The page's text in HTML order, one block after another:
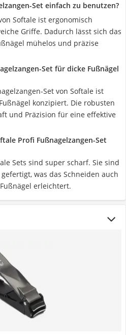
Set einfach zu benutzen?
Softale ist ergonomisch
Griffe. Dadurch lässt sich das
mühelos und präzise
Set für dicke Fußnägel
Set von Softale ist
konzipiert. Die robusten
und Präzision für eine effektive
Profi Fußnagelzangen-Set
Sets sind super scharf. Sie sind
was das Schneiden auch
erleichtert.